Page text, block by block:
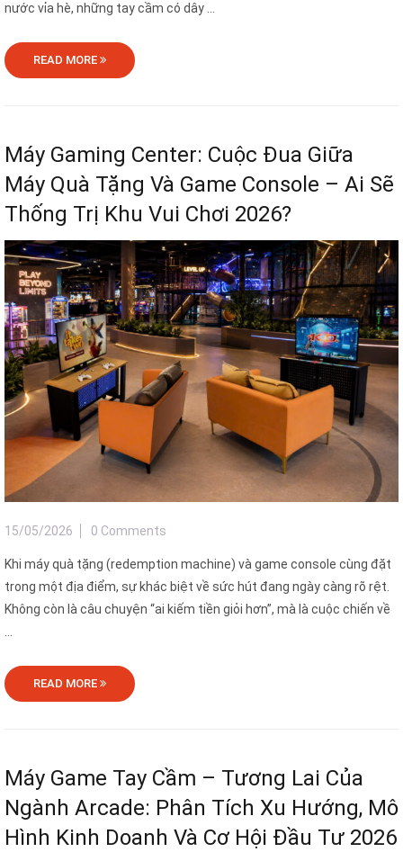
nước vỉa hè, những tay cầm có dây ...
READ MORE
Máy Gaming Center: Cuộc Đua Giữa
Máy Quà Tặng Và Game Console – Ai Sẽ
Thống Trị Khu Vui Chơi 2026?
15/05/2026 0 Comments
Khi máy quà tặng (redemption machine) và game console cùng đặt
trong một địa điểm, sự khác biệt về sức hút đang ngày càng rõ rệt.
Không còn là câu chuyện “ai kiếm tiền giỏi hơn”, mà là cuộc chiến về
...
READ MORE
Máy Game Tay Cầm – Tương Lai Của
Ngành Arcade: Phân Tích Xu Hướng, Mô
Hình Kinh Doanh Và Cơ Hội Đầu Tư 2026